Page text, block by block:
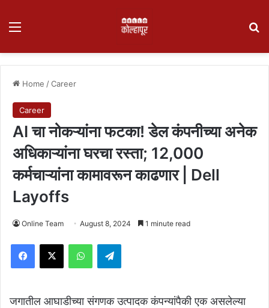
Menu
Home /Career
Career
AI चा नोकऱ्यांना फटका! डेल कंपनीच्या अनेक
अधिकाऱ्यांना घरचा रस्ता; 12,000
कर्मचाऱ्यांना कामावरून काढणार | Dell
Layoffs
Online Team August 8, 2024 1 minute read
Facebook
X WhatsAppTelegram
जगातील आघाडीच्या संगणक उत्पादक कंपन्यांपैकी एक असलेल्या